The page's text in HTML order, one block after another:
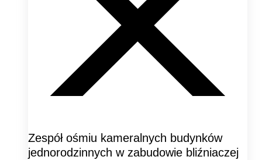
Zespół ośmiu kameralnych budynków
jednorodzinnych w zabudowie bliźniaczej